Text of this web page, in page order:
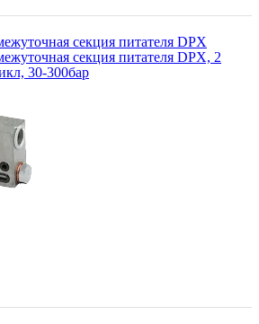
секция питателя DPX
секция питателя DPX, 2
30-300бар